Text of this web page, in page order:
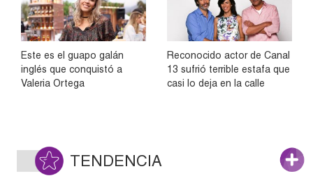
Este es el guapo galán
inglés que conquistó a
Valeria Ortega
Reconocido actor de Canal
13 sufrió terrible estafa que
casi lo deja en la calle
TENDENCIA